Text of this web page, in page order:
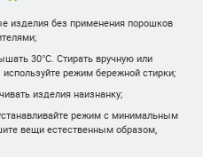
изделия без применения порошков
30°С. Стирать вручную или
режим бережной стирки;
изделия наизнанку;
режим с минимальным
вещи естественным образом,